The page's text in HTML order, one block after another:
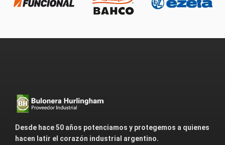
Desde hace 50 años potenciamos y protegemos a quienes
hacen latir el corazón industrial argentino.